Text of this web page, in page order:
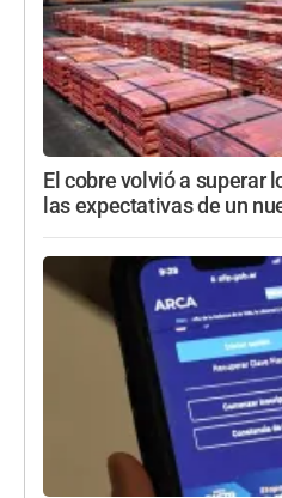
El cobre volvió a superar
las expectativas de un